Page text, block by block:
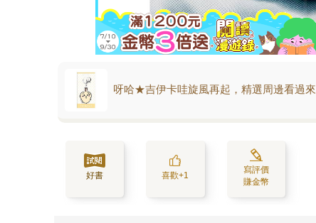
呀哈★吉伊卡哇旋風再起，精選周邊看過來
好書 喜歡+1
寫評價
賺金幣